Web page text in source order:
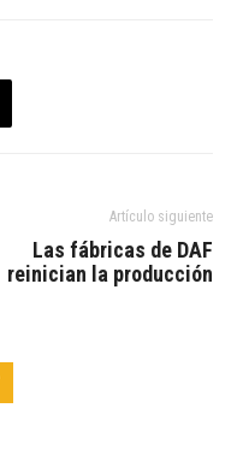
Artículo siguiente
Las fábricas de DAF
reinician la producción